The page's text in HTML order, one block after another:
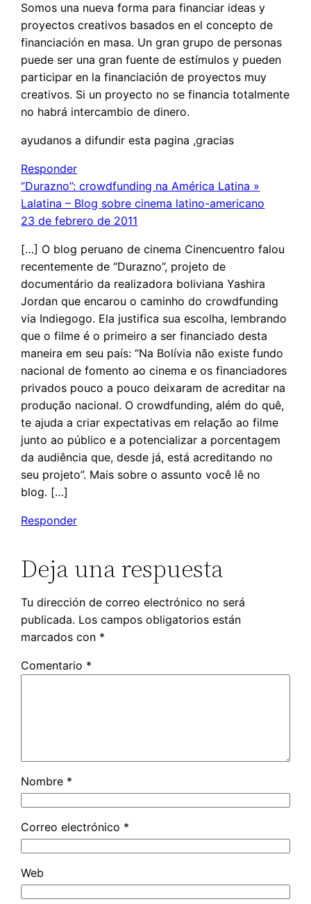
Somos una nueva forma para financiar ideas y
proyectos creativos basados en el concepto de
financiación en masa. Un gran grupo de personas
puede ser una gran fuente de estímulos y pueden
participar en la financiación de proyectos muy
creativos. Si un proyecto no se financia totalmente
no habrá intercambio de dinero.
ayudanos a difundir esta pagina ,gracias
Responder
“Durazno”: crowdfunding na América Latina »
Lalatina – Blog sobre cinema latino-americano
23 de febrero de 2011
[…] O blog peruano de cinema Cinencuentro falou
recentemente de “Durazno”, projeto de
documentário da realizadora boliviana Yashira
Jordan que encarou o caminho do crowdfunding
via Indiegogo. Ela justifica sua escolha, lembrando
que o filme é o primeiro a ser financiado desta
maneira em seu país: “Na Bolívia não existe fundo
nacional de fomento ao cinema e os financiadores
privados pouco a pouco deixaram de acreditar na
produção nacional. O crowdfunding, além do quê,
te ajuda a criar expectativas em relação ao filme
junto ao público e a potencializar a porcentagem
da audiência que, desde já, está acreditando no
seu projeto”. Mais sobre o assunto você lê no
blog. […]
Responder
Deja una respuesta
Tu dirección de correo electrónico no será
publicada. Los campos obligatorios están
marcados con *
Comentario *
Nombre *
Correo electrónico *
Web